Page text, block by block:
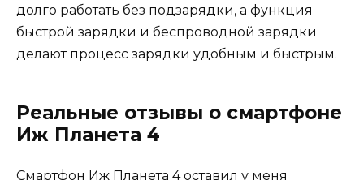
долго работать без подзарядки, а функция
быстрой зарядки и беспроводной зарядки
делают процесс зарядки удобным и быстрым.
Реальные отзывы о смартфоне
Иж Планета 4
Смартфон Иж Планета 4 оставил у меня